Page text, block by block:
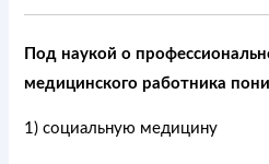
Под наукой о
медицинского работника
1) социальную медицину